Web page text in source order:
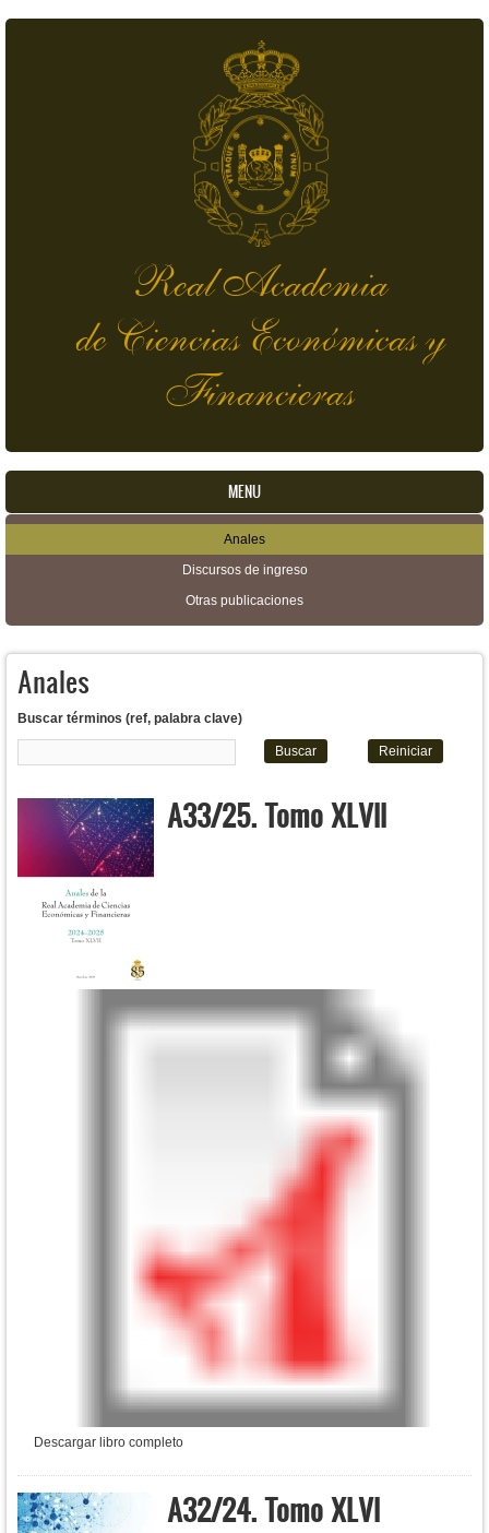
Real Academia
de Ciencias Económicas y
Financieras
MENU
Menú secundario
Anales
Discursos de ingreso
Otras publicaciones
Anales
Buscar términos (ref, palabra clave)
A33/25. Tomo XLVII
Descargar libro completo
A32/24. Tomo XLVI